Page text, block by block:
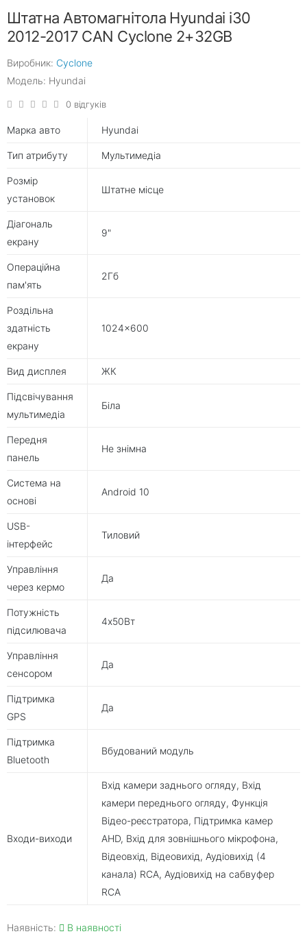
Штатна Автомагнітола Hyundai i30
2012-2017 CAN Cyclone 2+32GB
Виробник: Cyclone
Модель: Hyundai
0 відгуків
Марка авто Hyundai
Тип атрибуту Мультимедіа
Розмір
установок
Штатне місце
Діагональ
екрану
9"
Операційна
пам'ять
2Гб
Роздільна
здатність
екрану
1024×600
Вид дисплея ЖК
Підсвічування
мультимедіа
Біла
Передня
панель
Не знімна
Система на
основі
Android 10
USB-
інтерфейс
Тиловий
Управління
через кермо
Да
Потужність
підсилювача
4х50Вт
Управління
сенсором
Да
Підтримка
GPS
Да
Підтримка
Bluetooth
Вбудований модуль
Входи-виходи
Вхід камери заднього огляду, Вхід
камери переднього огляду, Функція
Відео-реєстратора, Підтримка камер
AHD, Вхід для зовнішнього мікрофона,
Відеовхід, Відеовихід, Аудіовихід (4
канала) RCA, Аудіовихід на сабвуфер
RCA
Наявність: В наявності